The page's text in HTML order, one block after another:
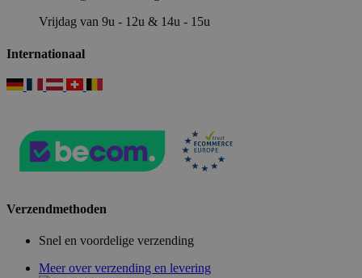
Vrijdag van 9u - 12u & 14u - 15u
Internationaal
Verzendmethoden
Snel en voordelige verzending
Meer over verzending en levering